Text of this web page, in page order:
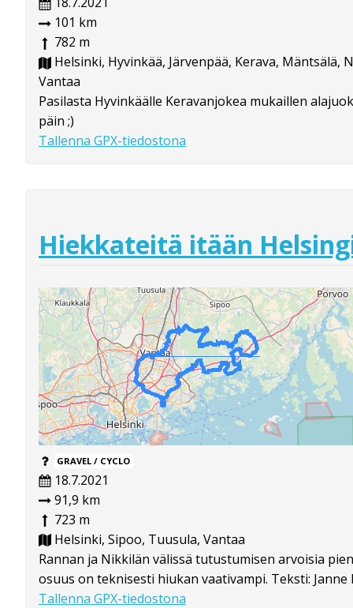
101 km
782 m
Helsinki, Hyvinkää, Järvenpää, Kerava, Mäntsälä,
Vantaa
Pasilasta Hyvinkäälle Keravanjokea mukaillen
päin ;)
Tallenna GPX-tiedostona
Hiekkateitä itään
GRAVEL / CYCLO
18.7.2021
91,9 km
723 m
Helsinki, Sipoo, Tuusula, Vantaa
Rannan ja Nikkilän välissä tutustumisen arvoisia
osuus on teknisesti hiukan vaativampi. Teksti: Janne
Tallenna GPX-tiedostona